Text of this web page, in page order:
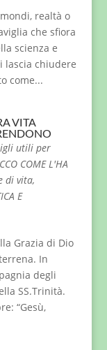
realtà o
che sfiora
scienza e
lascia chiudere
come...
VITA
utili per
COME L'HA
di vita,
E
Grazia di Dio
In
degli
SS.Trinità.
“Gesù,